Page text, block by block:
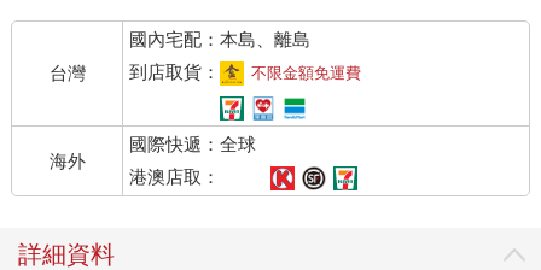
台灣
國內宅配：本島、離島
到店取貨：
不限金額免運費
海外
國際快遞：全球
港澳店取：
詳細資料